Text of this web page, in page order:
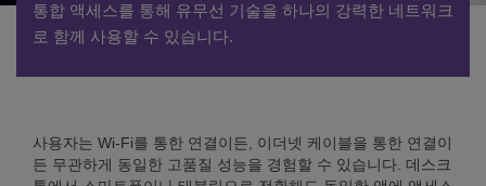
통합 액세스를 통해 유무선 기술을 하나의 강력한 네트워크
로 함께 사용할 수 있습니다.
사용자는 Wi-Fi를 통한 연결이든, 이더넷 케이블을 통한 연결이
든 무관하게 동일한 고품질 성능을 경험할 수 있습니다. 데스크